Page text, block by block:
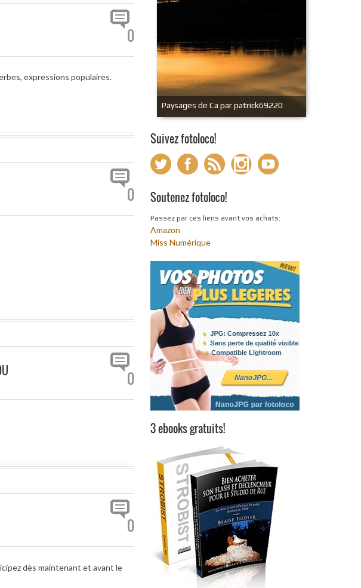
0
expressions populaires.
0
0
0
dès maintenant et avant le
Paysages de Ca par patrick69220
Suivez fotoloco!
Soutenez fotoloco!
Passez par ces liens avant vos achats:
Amazon
Miss Numérique
3 ebooks gratuits!